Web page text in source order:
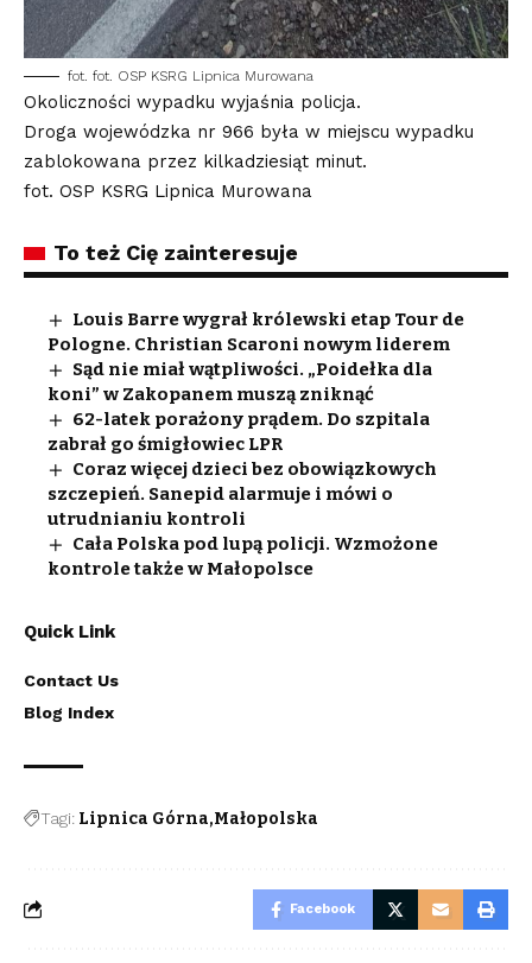
fot. fot. OSP KSRG Lipnica Murowana
Okoliczności wypadku wyjaśnia policja.
Droga wojewódzka nr 966 była w miejscu wypadku
zablokowana przez kilkadziesiąt minut.
fot. OSP KSRG Lipnica Murowana
To też Cię zainteresuje
Louis Barre wygrał królewski etap Tour de
Pologne. Christian Scaroni nowym liderem
Sąd nie miał wątpliwości. „Poidełka dla
koni” w Zakopanem muszą zniknąć
62-latek porażony prądem. Do szpitala
zabrał go śmigłowiec LPR
Coraz więcej dzieci bez obowiązkowych
szczepień. Sanepid alarmuje i mówi o
utrudnianiu kontroli
Cała Polska pod lupą policji. Wzmożone
kontrole także w Małopolsce
Quick Link
Contact Us
Blog Index
Tagi: Lipnica Górna Małopolska
Facebook